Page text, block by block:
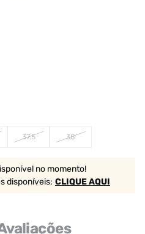
37.5 38
no momento!
disponíveis: CLIQUE AQUI